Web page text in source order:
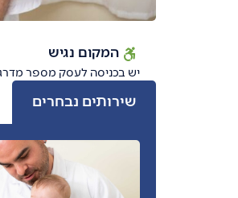
המקום נגיש
יש בכניסה לעסק מספר
שירותים נבחרים